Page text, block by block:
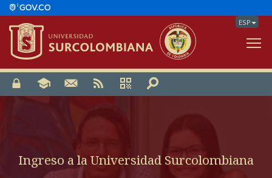
ESP
Ingreso a la Universidad Surcolombiana